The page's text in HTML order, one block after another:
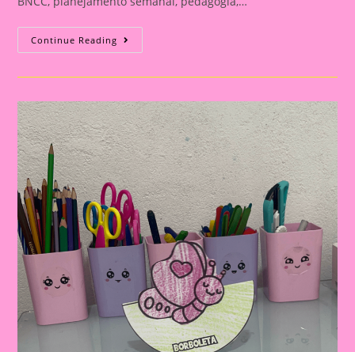
Continue Reading ATIVIDADE
INTERATIVA
O
PARA
EDUCAÇÃO
INFANTIL